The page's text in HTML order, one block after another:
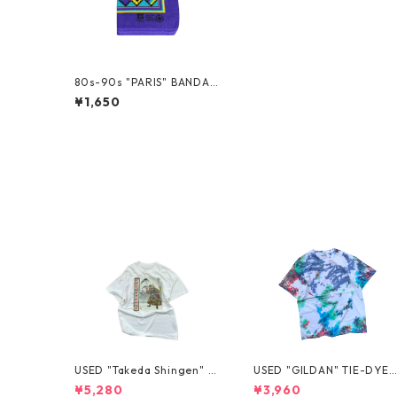
80s-90s "PARIS" BANDAN
A
¥1,650
USED "Takeda Shingen" T
EE
¥5,280
USED "GILDAN" TIE-DYE
EE
¥3,960